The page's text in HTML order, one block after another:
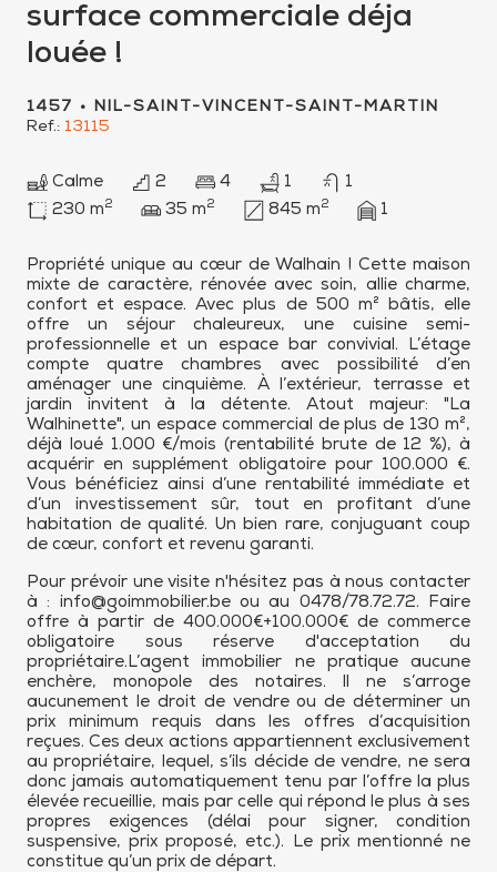
surface commerciale déja
louée !
1457 • NIL-SAINT-VINCENT-SAINT-MARTIN
Ref.: 13115
Calme 2 4 1
1
230 m2 35 m2 845 m2 1
Propriété unique au cœur de Walhain ! Cette maison
mixte de caractère, rénovée avec soin, allie charme,
confort et espace. Avec plus de 500 m² bâtis, elle
offre un séjour chaleureux, une cuisine semi-
professionnelle et un espace bar convivial. L’étage
compte quatre chambres avec possibilité d’en
aménager une cinquième. À l’extérieur, terrasse et
jardin invitent à la détente. Atout majeur: "La
Walhinette", un espace commercial de plus de 130 m²,
déjà loué 1.000 €/mois (rentabilité brute de 12 %), à
acquérir en supplément obligatoire pour 100.000 €.
Vous bénéficiez ainsi d’une rentabilité immédiate et
d’un investissement sûr, tout en profitant d’une
habitation de qualité. Un bien rare, conjuguant coup
de cœur, confort et revenu garanti.
Pour prévoir une visite n'hésitez pas à nous contacter
à : info@goimmobilier.be ou au 0478/78.72.72. Faire
offre à partir de 400.000€+100.000€ de commerce
obligatoire sous réserve d'acceptation du
propriétaire.L’agent immobilier ne pratique aucune
enchère, monopole des notaires. Il ne s’arroge
aucunement le droit de vendre ou de déterminer un
prix minimum requis dans les offres d’acquisition
reçues. Ces deux actions appartiennent exclusivement
au propriétaire, lequel, s’ils décide de vendre, ne sera
donc jamais automatiquement tenu par l’offre la plus
élevée recueillie, mais par celle qui répond le plus à ses
propres exigences (délai pour signer, condition
suspensive, prix proposé, etc.). Le prix mentionné ne
constitue qu’un prix de départ.